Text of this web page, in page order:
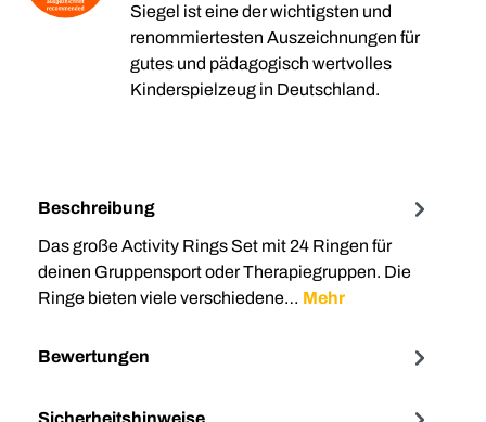
Siegel ist eine der wichtigsten und
renommiertesten Auszeichnungen für
gutes und pädagogisch wertvolles
Kinderspielzeug in Deutschland.
Beschreibung
Das große Activity Rings Set mit 24 Ringen für
deinen Gruppensport oder Therapiegruppen. Die
Ringe bieten viele verschiedene… Mehr
Bewertungen